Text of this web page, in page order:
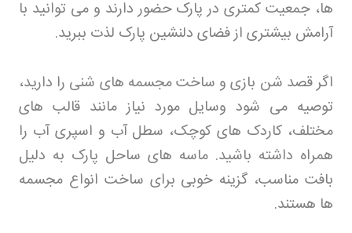
ها، جمعیت کمتری در پارک حضور دارند و می توانید با
آرامش بیشتری از فضای دلنشین پارک لذت ببرید.
اگر قصد شن بازی و ساخت مجسمه های شنی را دارید،
توصیه می شود وسایل مورد نیاز مانند قالب های
مختلف، کاردک های کوچک، سطل آب و اسپری آب را
همراه داشته باشید. ماسه های ساحل پارک به دلیل
بافت مناسب، گزینه خوبی برای ساخت انواع مجسمه
ها هستند.